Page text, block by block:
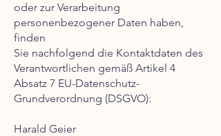
oder zur Verarbeitung
personenbezogener Daten haben,
finden
Sie nachfolgend die Kontaktdaten des
Verantwortlichen gemäß Artikel 4
Absatz 7 EU-Datenschutz-
Grundverordnung (DSGVO):
Harald Geier